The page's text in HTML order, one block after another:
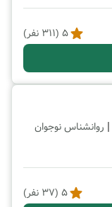
5
(
311 نفر)
| روانشناس نوجوان
5
(
37 نفر)